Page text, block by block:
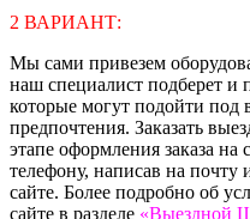
2 ВАРИАНТ:
Мы сами привезем
наш специалист подберет и
которые могут подойти под
предпочтения. Заказать
этапе оформления заказа
телефону, написав на
сайте. Более подробно об
сайте в разделе «Выездной